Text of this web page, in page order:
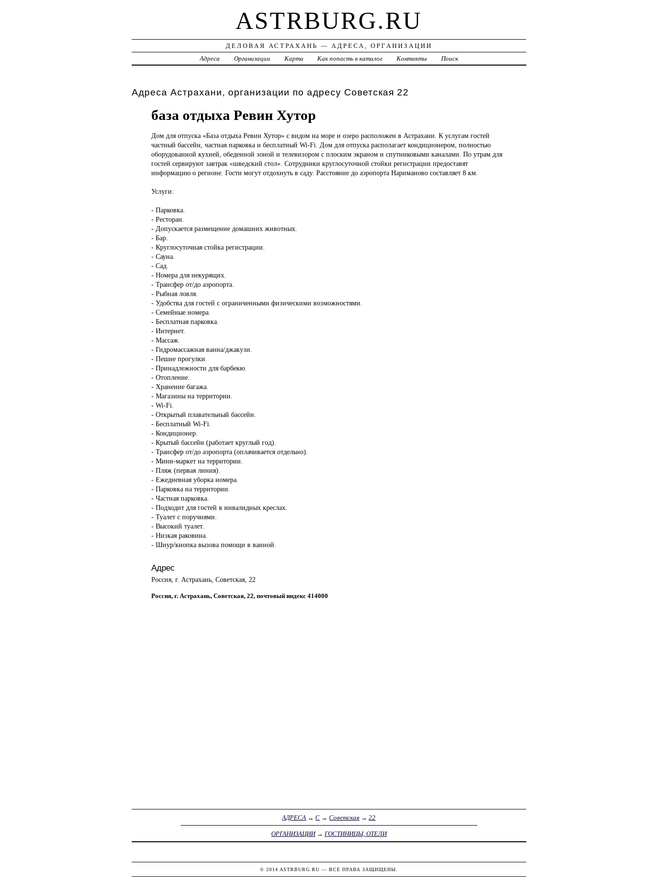
ASTRBURG.RU
ДЕЛОВАЯ АСТРАХАНЬ — АДРЕСА, ОРГАНИЗАЦИИ
Адреса
Организации Карта Как попасть в каталог Контакты Поиск
Адреса Астрахани, организации по адресу Советская 22
база отдыха Ревин Хутор
Дом для отпуска «База отдыха Ревин Хутор» с видом на море и озеро расположен в Астрахани. К услугам гостей
частный бассейн, частная парковка и бесплатный Wi-Fi. Дом для отпуска располагает кондиционером, полностью
оборудованной кухней, обеденной зоной и телевизором с плоским экраном и спутниковыми каналами. По утрам для
гостей сервируют завтрак «шведский стол». Сотрудники круглосуточной стойки регистрации предоставят
информацию о регионе. Гости могут отдохнуть в саду. Расстояние до аэропорта Нариманово составляет 8 км.
Услуги:
- Парковка.
- Ресторан.
- Допускается размещение домашних животных.
- Бар.
- Круглосуточная стойка регистрации.
- Сауна.
- Сад.
- Номера для некурящих.
- Трансфер от/до аэропорта.
- Рыбная ловля.
- Удобства для гостей с ограниченными физическими возможностями.
- Семейные номера.
- Бесплатная парковка.
- Интернет.
- Массаж.
- Гидромассажная ванна/джакузи.
- Пешие прогулки.
- Принадлежности для барбекю.
- Отопление.
- Хранение багажа.
- Магазины на территории.
- Wi-Fi.
- Открытый плавательный бассейн.
- Бесплатный Wi-Fi.
- Кондиционер.
- Крытый бассейн (работает круглый год).
- Трансфер от/до аэропорта (оплачивается отдельно).
- Мини-маркет на территории.
- Пляж (первая линия).
- Ежедневная уборка номера.
- Парковка на территории.
- Частная парковка.
- Подходит для гостей в инвалидных креслах.
- Туалет с поручнями.
- Высокий туалет.
- Низкая раковина.
- Шнур/кнопка вызова помощи в ванной.
Адрес
Россия, г. Астрахань, Советская, 22
Россия, г. Астрахань, Советская, 22, почтовый индекс 414000
АДРЕСА →С →Советская →22
ОРГАНИЗАЦИИ→ ГОСТИНИЦЫ, ОТЕЛИ
© 2014 ASTRBURG.RU — ВСЕ ПРАВА ЗАЩИЩЕНЫ.